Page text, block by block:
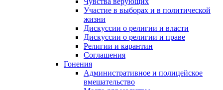
Участие в выборах и в политической
жизни
Дискуссии о религии и власти
Дискуссии о религии и праве
Религии и карантин
Соглашения
Гонения
Административное и полицейское
вмешательство